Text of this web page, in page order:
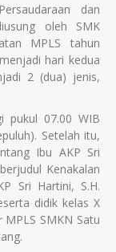
dan
oleh SMK
MPLS tahun
hari kedua
2 (dua) jenis,
pukul 07.00 WIB
Setelah itu,
Ibu AKP Sri
Kenakalan
Sri Hartini, S.H.
didik kelas X
MPLS SMKN Satu